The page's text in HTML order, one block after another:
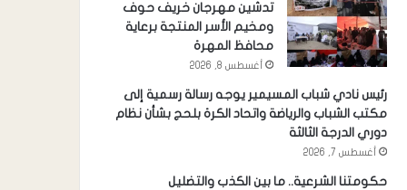
تدشين مهرجان خريف حوف
ومخيم الأسر المنتجة برعاية
محافظ المهرة
أغسطس 8, 2026
رئيس نادي شباب المسيمير يوجه رسالة رسمية إلى
مكتب الشباب والرياضة واتحاد الكرة بلحج بشأن نظام
دوري الدرجة الثالثة
أغسطس 7, 2026
حكومتنا الشرعية.. ما بين الكذب والتضليل